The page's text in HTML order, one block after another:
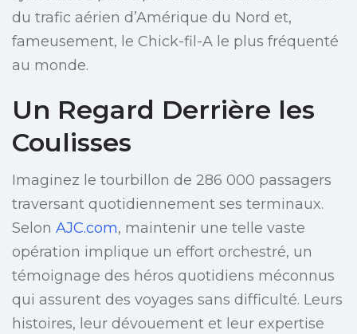
du trafic aérien d’Amérique du Nord et,
fameusement, le Chick-fil-A le plus fréquenté
au monde.
Un Regard Derrière les
Coulisses
Imaginez le tourbillon de 286 000 passagers
traversant quotidiennement ses terminaux.
Selon AJC.com, maintenir une telle vaste
opération implique un effort orchestré, un
témoignage des héros quotidiens méconnus
qui assurent des voyages sans difficulté. Leurs
histoires, leur dévouement et leur expertise